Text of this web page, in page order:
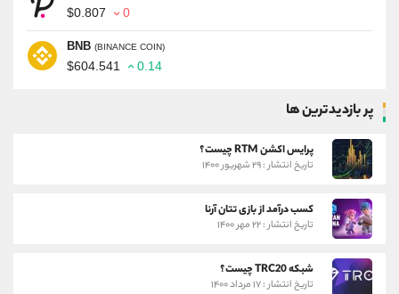
$0.807 0
BNB (BINANCE COIN)
$604.541 0.14
پر بازدیدترین ها
پرایس اکشن RTM چیست؟
تاریخ انتشار : ۲۹ شهریور ۱۴۰۰
کسب درآمد از بازی تتان آرنا
تاریخ انتشار : ۲۲ مهر ۱۴۰۰
شبکه TRC20 چیست؟
تاریخ انتشار : ۱۷ مرداد ۱۴۰۰